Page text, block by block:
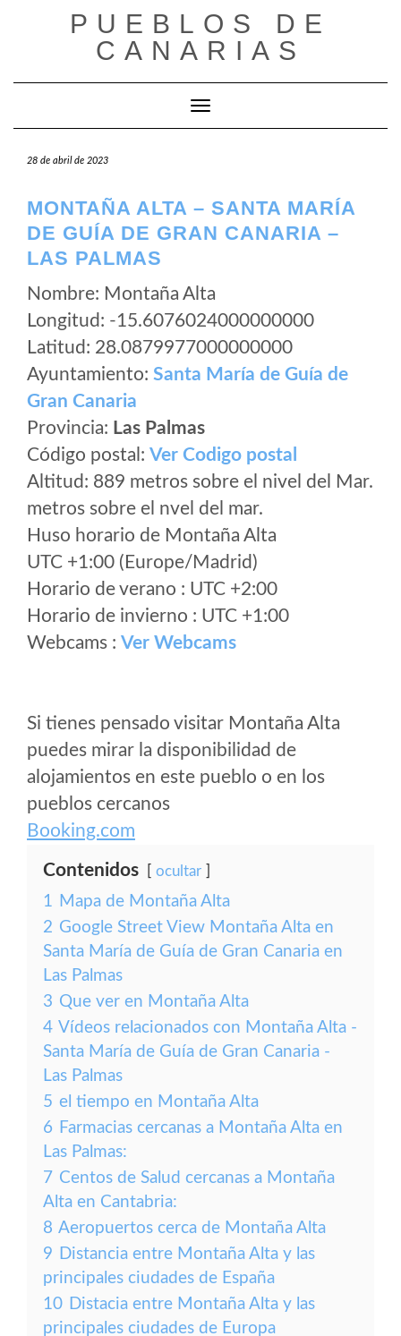
PUEBLOS DE
CANARIAS
Cambiar modo de navegación
28 de abril de 2023
MONTAÑA ALTA – SANTA MARÍA
DE GUÍA DE GRAN CANARIA –
LAS PALMAS
Nombre: Montaña Alta
Longitud: -15.6076024000000000
Latitud: 28.0879977000000000
Ayuntamiento: Santa María de Guía de
Gran Canaria
Provincia: Las Palmas
Código postal: Ver Codigo postal
Altitud: 889 metros sobre el nivel del Mar.
metros sobre el nvel del mar.
Huso horario de Montaña Alta
UTC +1:00 (Europe/Madrid)
Horario de verano : UTC +2:00
Horario de invierno : UTC +1:00
Webcams : Ver Webcams
Si tienes pensado visitar Montaña Alta
puedes mirar la disponibilidad de
alojamientos en este pueblo o en los
pueblos cercanos
Booking.com
Contenidos ocultar
1 Mapa de Montaña Alta
2 Google Street View Montaña Alta en
Santa María de Guía de Gran Canaria en
Las Palmas
3 Que ver en Montaña Alta
4 Vídeos relacionados con Montaña Alta -
Santa María de Guía de Gran Canaria -
Las Palmas
5 el tiempo en Montaña Alta
6 Farmacias cercanas a Montaña Alta en
Las Palmas:
7 Centos de Salud cercanas a Montaña
Alta en Cantabria:
8 Aeropuertos cerca de Montaña Alta
9 Distancia entre Montaña Alta y las
principales ciudades de España
10 Distacia entre Montaña Alta y las
principales ciudades de Europa